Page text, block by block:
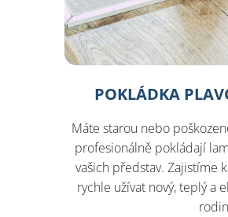
POKLÁDKA
Máte starou nebo
profesionálně pokládají
vašich představ. Zajistíme
rychle užívat nový, teplý a